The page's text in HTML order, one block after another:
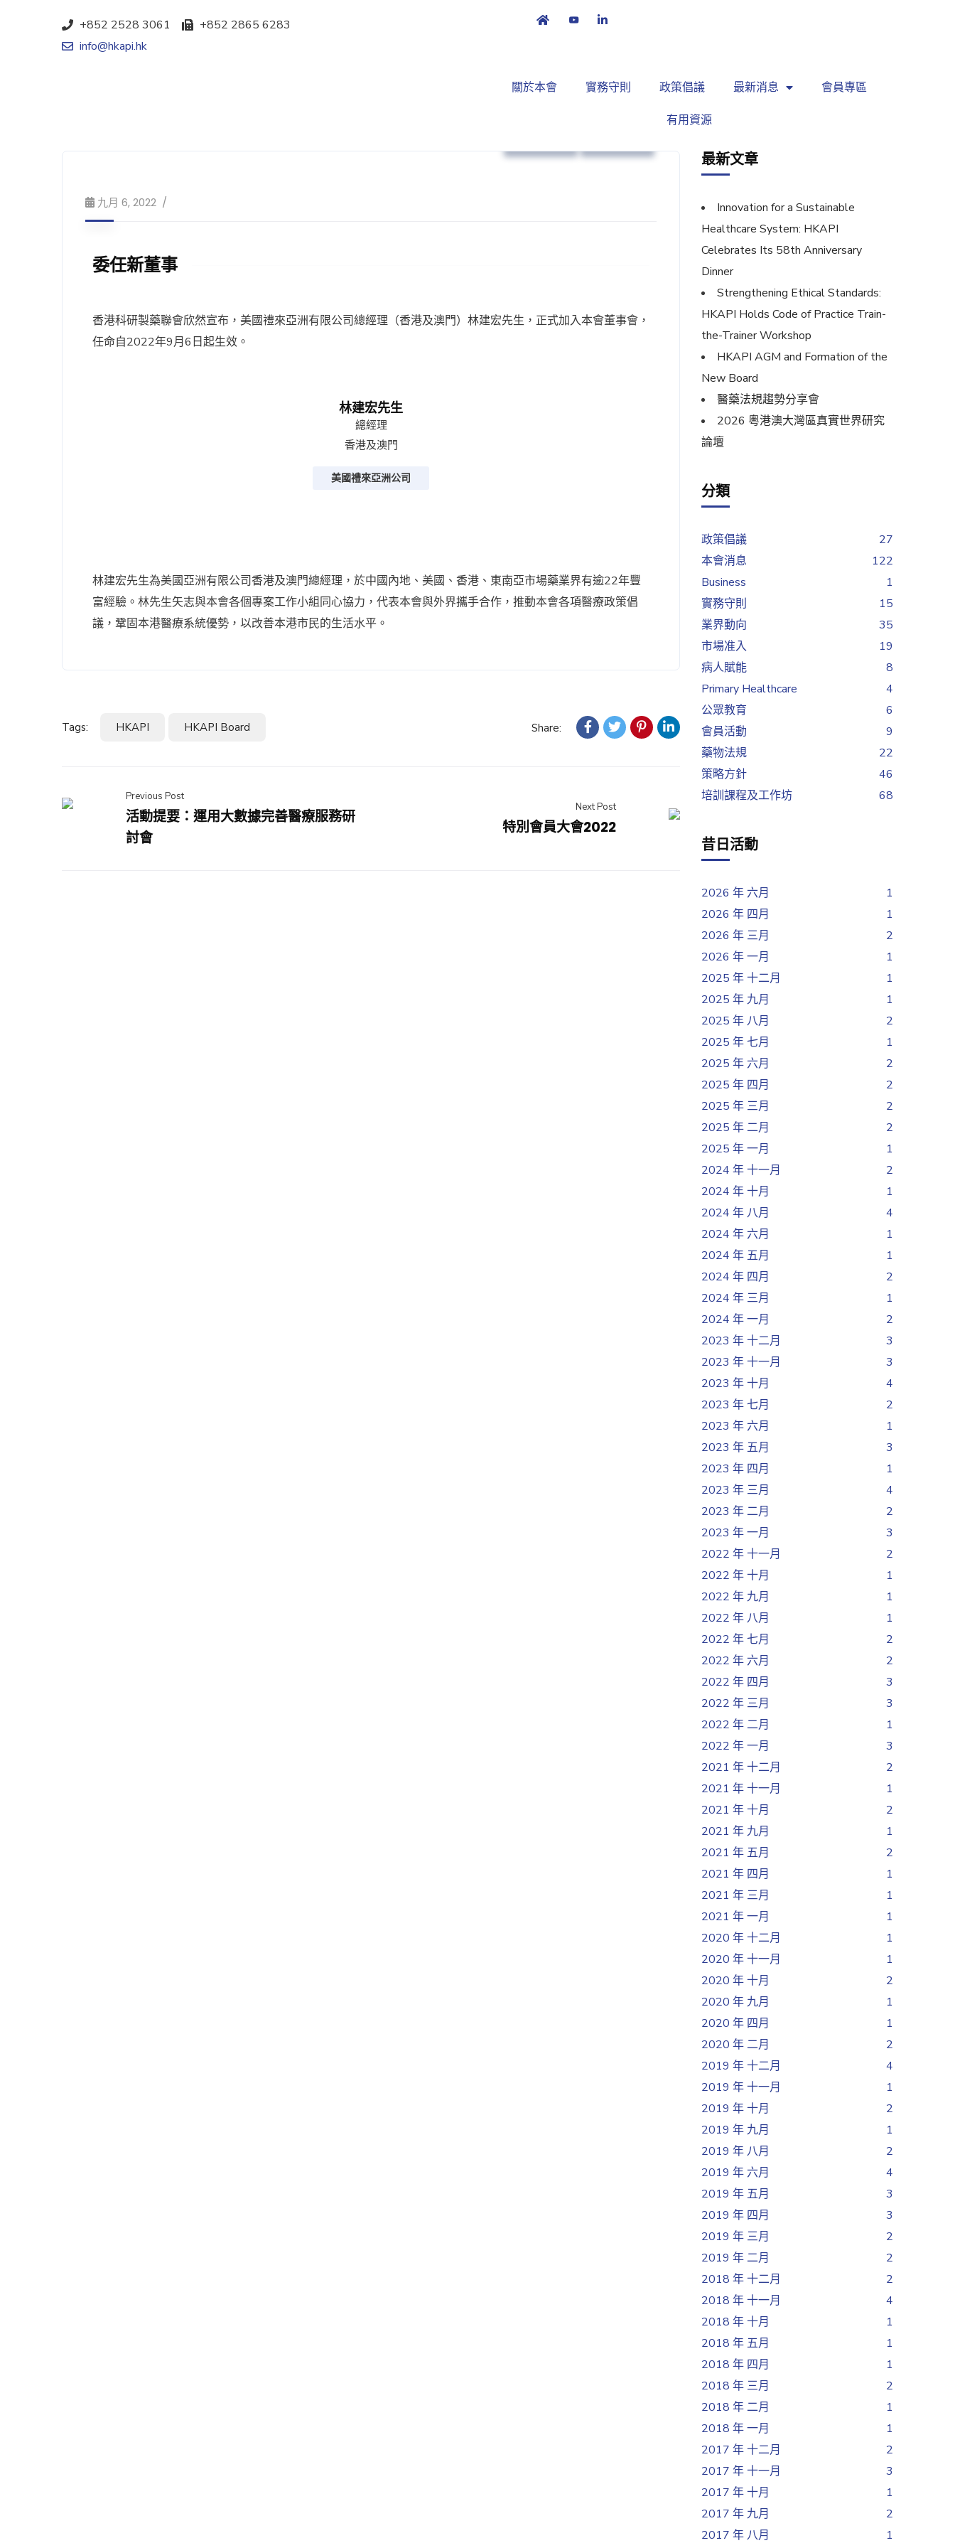
+852 2528 3061
+852 2865 6283
info@hkapi.hk
關於本會 實務守則 政策倡議 最新消息 會員專區
有用資源
九月 6, 2022
委任新董事
香港科研製藥聯會欣然宣布，美國禮來亞洲有限公司總經理（香港及澳門）林建宏先生，正式加入本會董事會，
任命自2022年9月6日起生效。
林建宏先生
總經理
香港及澳門
美國禮來亞洲公司
林建宏先生為美國亞洲有限公司香港及澳門總經理，於中國內地、美國、香港、東南亞市場藥業界有逾22年豐
富經驗。林先生矢志與本會各個專案工作小組同心協力，代表本會與外界攜手合作，推動本會各項醫療政策倡
議，鞏固本港醫療系統優勢，以改善本港市民的生活水平。
Tags: HKAPI HKAPI Board Share:
Previous Post
活動提要：運用大數據完善醫療服務研
討會
Next Post
特別會員大會2022
最新文章
Innovation for a Sustainable
Healthcare System: HKAPI
Celebrates Its 58th Anniversary
Dinner
Strengthening Ethical Standards:
HKAPI Holds Code of Practice Train-
the-Trainer Workshop
HKAPI AGM and Formation of the
New Board
醫藥法規趨勢分享會
2026 粵港澳大灣區真實世界研究
論壇
分類
政策倡議
27
本會消息
122
Business
1
實務守則
15
業界動向
35
市場准入
19
病人賦能
8
Primary Healthcare
4
公眾教育
6
會員活動
9
藥物法規
22
策略方針
46
培訓課程及工作坊
68
昔日活動
2026 年 六月
1
2026 年 四月
1
2026 年 三月
2
2026 年 一月
1
2025 年 十二月
1
2025 年 九月
1
2025 年 八月
2
2025 年 七月
1
2025 年 六月
2
2025 年 四月
2
2025 年 三月
2
2025 年 二月
2
2025 年 一月
1
2024 年 十一月
2
2024 年 十月
1
2024 年 八月
4
2024 年 六月
1
2024 年 五月
1
2024 年 四月
2
2024 年 三月
1
2024 年 一月
2
2023 年 十二月
3
2023 年 十一月
3
2023 年 十月
4
2023 年 七月
2
2023 年 六月
1
2023 年 五月
3
2023 年 四月
1
2023 年 三月
4
2023 年 二月
2
2023 年 一月
3
2022 年 十一月
2
2022 年 十月
1
2022 年 九月
1
2022 年 八月
1
2022 年 七月
2
2022 年 六月
2
2022 年 四月
3
2022 年 三月
3
2022 年 二月
1
2022 年 一月
3
2021 年 十二月
2
2021 年 十一月
1
2021 年 十月
2
2021 年 九月
1
2021 年 五月
2
2021 年 四月
1
2021 年 三月
1
2021 年 一月
1
2020 年 十二月
1
2020 年 十一月
1
2020 年 十月
2
2020 年 九月
1
2020 年 四月
1
2020 年 二月
2
2019 年 十二月
4
2019 年 十一月
1
2019 年 十月
2
2019 年 九月
1
2019 年 八月
2
2019 年 六月
4
2019 年 五月
3
2019 年 四月
3
2019 年 三月
2
2019 年 二月
2
2018 年 十二月
2
2018 年 十一月
4
2018 年 十月
1
2018 年 五月
1
2018 年 四月
1
2018 年 三月
2
2018 年 二月
1
2018 年 一月
1
2017 年 十二月
2
2017 年 十一月
3
2017 年 十月
1
2017 年 九月
2
2017 年 八月
1